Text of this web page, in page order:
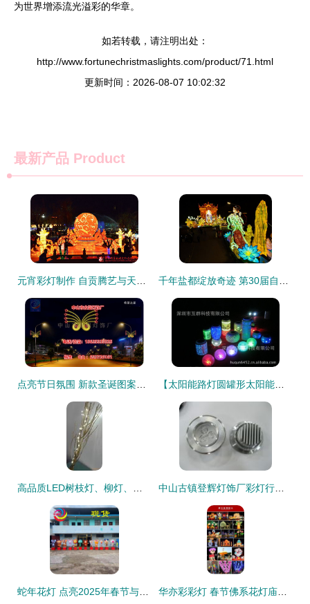
为世界增添流光溢彩的华章。
如若转载，请注明出处：
http://www.fortunechristmaslights.com/product/71.html
更新时间：2026-08-07 10:02:32
最新产品 Product